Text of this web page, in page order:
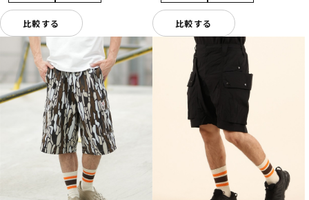
比較する 比較する